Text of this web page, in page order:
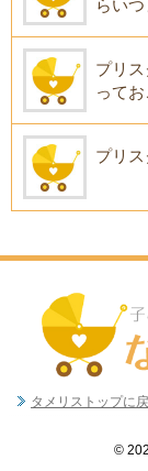
らいつ
プリ
ってお
プリ
タメリストップに
©